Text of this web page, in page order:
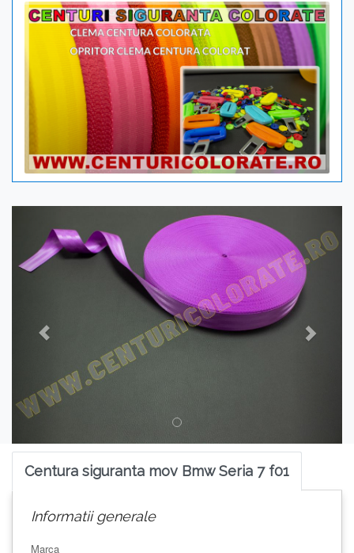
Centura siguranta mov Bmw Seria 7 f01
Informatii generale
Marca